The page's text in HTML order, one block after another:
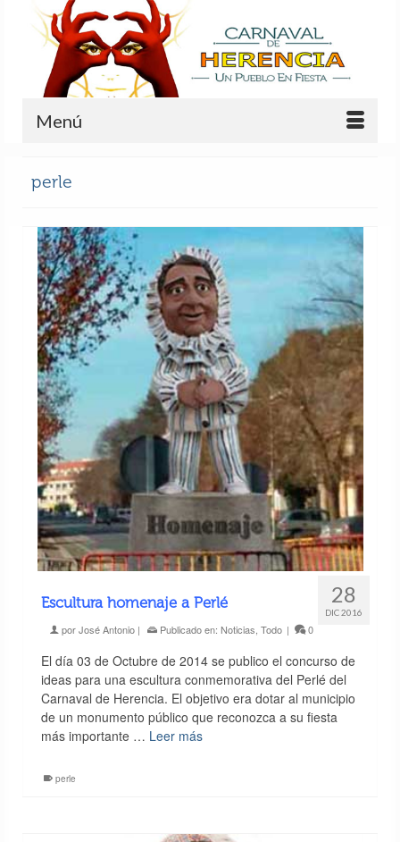
Menú
perle
28
DIC 2016
Escultura homenaje a Perlé
porJosé Antonio| Publicado en: Noticias Todo | 0
El día 03 de Octubre de 2014 se publico el concurso de
ideas para una escultura conmemorativa del Perlé del
Carnaval de Herencia. El objetivo era dotar al municipio
de un monumento público que reconozca a su fiesta
más importante … Leer más
perle